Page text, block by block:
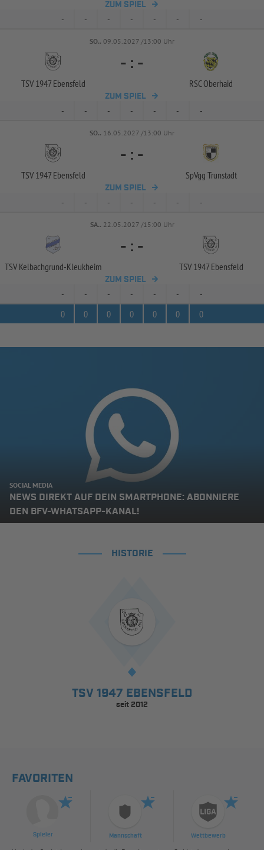
ZUM SPIEL
- - - - - - -
SO.. 09.05.2027 /13:00 Uhr
TSV 1947 Ebensfeld
- : -
RSC Oberhaid
ZUM SPIEL
- - - - - - -
SO.. 16.05.2027 /13:00 Uhr
TSV 1947 Ebensfeld
- : -
SpVgg Trunstadt
ZUM SPIEL
- - - - - - -
SA.. 22.05.2027 /15:00 Uhr
TSV Kelbachgrund-Kleukheim
- : -
TSV 1947 Ebensfeld
ZUM SPIEL
- - - - - -
-
0
0 0 0 0 0 0
SOCIAL MEDIA
NEWS DIREKT AUF DEIN SMARTPHONE: ABONNIERE
DEN BFV-WHATSAPP-KANAL!
HISTORIE
TSV 1947 EBENSFELD
seit 2012
FAVORITEN
Spieler Mannschaft Wettbewerb